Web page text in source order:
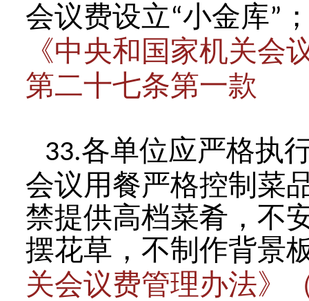
会议费设立“小金库”
《中央和国家机关会
第二十七条第一款
33.各单位应严格执
会议用餐严格控制菜
禁提供高档菜肴，不
摆花草，不制作背景
关会议费管理办法》